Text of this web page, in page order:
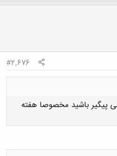
#2,676
پیگیر باشید مخصوصا هفته